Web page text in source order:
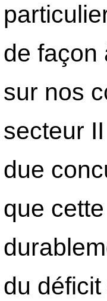
de façon
sur nos
secteur
due
que
du